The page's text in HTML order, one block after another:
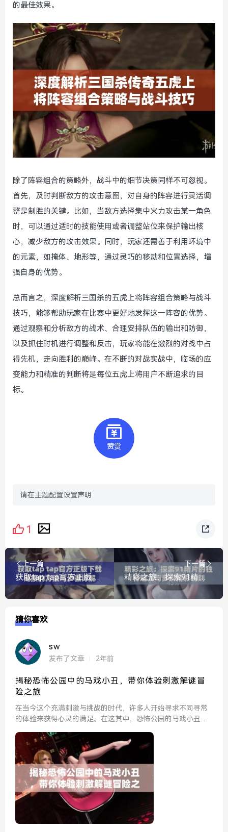
的最佳效果。
除了阵容组合的策略外，战斗中的细节决策同样不可忽视。
首先，及时判断敌方的攻击意图，对自身的阵容进行灵活调
整是制胜的关键。比如，当敌方选择集中火力攻击某一角色
时，可以通过适时的技能使用或者调整站位来保护输出核
心，减少敌方的攻击效果。同时，玩家还需善于利用环境中
的元素，如掩体、地形等，通过灵巧的移动和位置选择，增
强自身的优势。
总而言之，深度解析三国杀的五虎上将阵容组合策略与战斗
技巧，能够帮助玩家在比赛中更好地发挥这一阵容的优势。
通过观察和分析敌方的战术、合理安排队伍的输出和防御，
以及抓住时机进行调整和反击，玩家将能在激烈的对战中占
得先机，走向胜利的巅峰。在不断的对战实战中，临场的应
变能力和精准的判断将是每位五虎上将用户不断追求的目
标。
赞赏
请在主题配置设置声明
1
上一篇
获取tap tap官方正版下载链接的方法与步骤详解
下一篇
精彩之旅：探索91精片的独特魅力与多次精彩时刻
猜你喜欢
sw
发布了文章 2年前
揭秘恐怖公园中的马戏小丑，带你体验刺激解谜冒
险之旅
在当今这个充满刺激与挑战的时代，许多人开始寻求不同寻常
的体验来获得心灵的满足。在这其中，恐怖公园的马戏小丑成
破了现实的界限，让人身体与心灵深度交融。究竟这个恐怖公
园中的小...